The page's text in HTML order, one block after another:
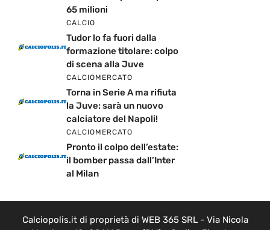
65 milioni
CALCIO
Tudor lo fa fuori dalla
formazione titolare: colpo
di scena alla Juve
CALCIOMERCATO
Torna in Serie A ma rifiuta
la Juve: sarà un nuovo
calciatore del Napoli!
CALCIOMERCATO
Pronto il colpo dell’estate:
il bomber passa dall’Inter
al Milan
Calciopolis.it di proprietà di WEB 365 SRL - Via Nicola